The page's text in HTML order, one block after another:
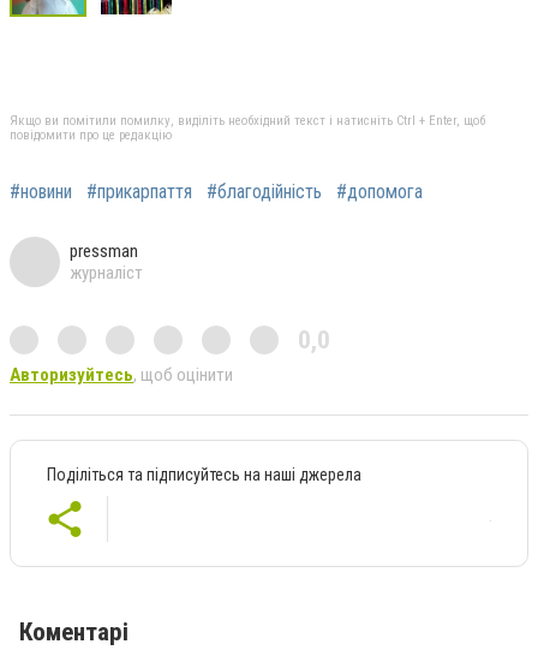
Якщо ви помітили помилку, виділіть необхідний текст і натисніть Ctrl + Enter, щоб
повідомити про це редакцію
#новини #прикарпаття #благодійність #допомога
pressman
журналіст
0,0
Авторизуйтесь, щоб оцінити
Поділіться та підписуйтесь на наші джерела
Коментарі